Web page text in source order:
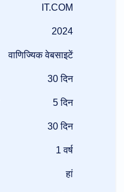
IT.COM
2024
वाणिज्यिक वेबसाइटें
30 दिन
5 दिन
30 दिन
1 वर्ष
हां